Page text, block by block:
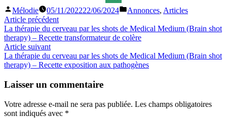
Link
Partager
Publié
par
Mélodie 05/11/202222/06/2024
Publié
Annonces, Articles
Navigation
de
l’article
Article précédentArticle
précédent :
La thérapie du cerveau par les shots de Medical Medium (Brain shot
therapy) – Recette transformateur de colère
Article suivantArticle
suivant
:
La thérapie du cerveau par les shots de Medical Medium (Brain shot
therapy) – Recette exposition aux pathogènes
Laisser un commentaire
Votre adresse e-mail ne sera pas publiée. Les champs obligatoires
sont indiqués avec *